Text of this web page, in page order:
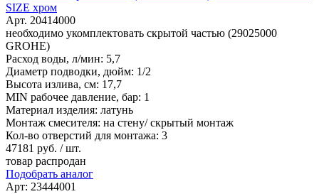
SIZE хром
Арт. 20414000
необходимо укомплектовать скрытой частью (29025000
GROHE)
Расход воды, л/мин: 5,7
Диаметр подводки, дюйм: 1/2
Высота излива, см: 17,7
MIN рабочее давление, бар: 1
Материал изделия: латунь
Монтаж смесителя: на стену/ скрытый монтаж
Кол-во отверстий для монтажа: 3
47181 руб. / шт.
товар распродан
Подобрать аналог
Арт: 23444001